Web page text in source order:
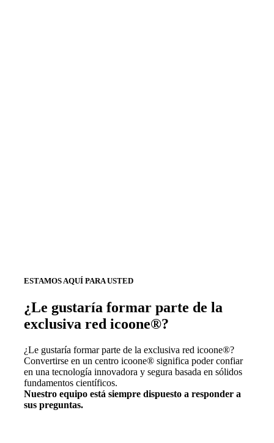
ESTAMOS AQUÍ PARA USTED
¿Le gustaría formar parte de la
exclusiva red icoone®?
¿Le gustaría formar parte de la exclusiva red icoone®?
Convertirse en un centro icoone® significa poder confiar
en una tecnología innovadora y segura basada en sólidos
fundamentos científicos.
Nuestro equipo está siempre dispuesto a responder a
sus preguntas.